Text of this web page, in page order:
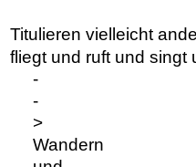
Titulieren vielleicht
fliegt und ruft und singt
-
-
>
Wandern